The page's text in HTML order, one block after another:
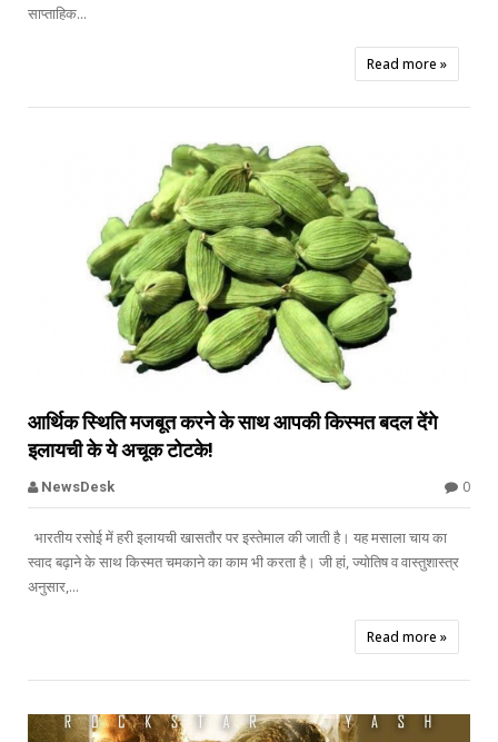
साप्ताहिक...
Read more »
 
आर्थिक स्थिति मजबूत करने के साथ आपकी किस्मत बदल देंगे
इलायची के ये अचूक टोटके!
NewsDesk 0
भारतीय रसोई में हरी इलायची खासतौर पर इस्तेमाल की जाती है। यह मसाला चाय का
स्वाद बढ़ाने के साथ किस्मत चमकाने का काम भी करता है। जी हां, ज्योतिष व वास्तुशास्त्र
अनुसार,...
Read more »
Offbeat